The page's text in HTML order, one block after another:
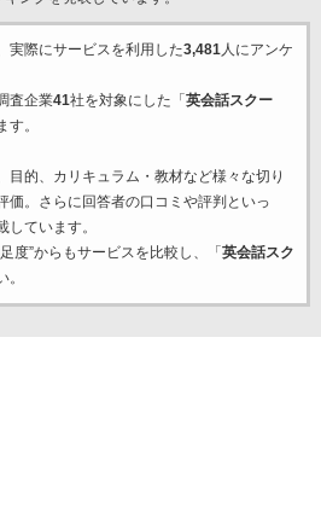
実際にサービスを利用した3,481人にアンケ
査企業41社を対象にした「 英会話スクー
。
目的、カリキュラム・教材など様々な切り
価。さらに回答者の口コミや評判といっ
ています。
度”からもサービスを比較し、「 英会話スク